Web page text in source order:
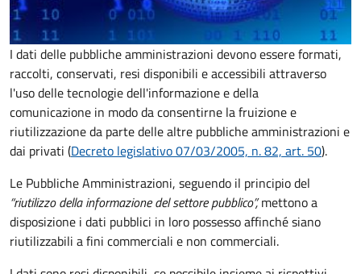
I dati delle pubbliche amministrazioni devono essere formati,
raccolti, conservati, resi disponibili e accessibili attraverso
l'uso delle tecnologie dell'informazione e della
comunicazione in modo da consentirne la fruizione e
riutilizzazione da parte delle altre pubbliche amministrazioni e
dai privati (Decreto legislativo 07/03/2005, n. 82, art. 50).
Le Pubbliche Amministrazioni, seguendo il principio del
“riutilizzo della informazione del settore pubblico”,mettono a
disposizione i dati pubblici in loro possesso affinché siano
riutilizzabili a fini commerciali e non commerciali.